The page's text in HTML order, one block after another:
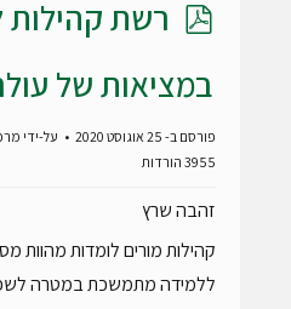
p
d
f
רשת קהילות
במציאות של
פורסם ב- 25 אוגוסט 2020 על-ידי
3955 הורדות
זהבה שרץ
קהילות מורים לומדות מהוות
ללמידה מתמשכת במטרה